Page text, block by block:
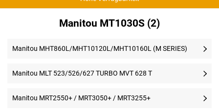
Manitou MT1030S (2)
Manitou MHT860L/MHT10120L/MHT10160L (M SERIES)
Manitou MLT 523/526/627 TURBO MVT 628 T
Manitou MRT2550+ / MRT3050+ / MRT3255+